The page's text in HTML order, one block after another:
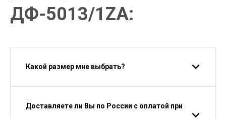
ДФ-5013/1ZA:
Какой размер мне выбрать?
Доставляете ли Вы по России с оплатой при